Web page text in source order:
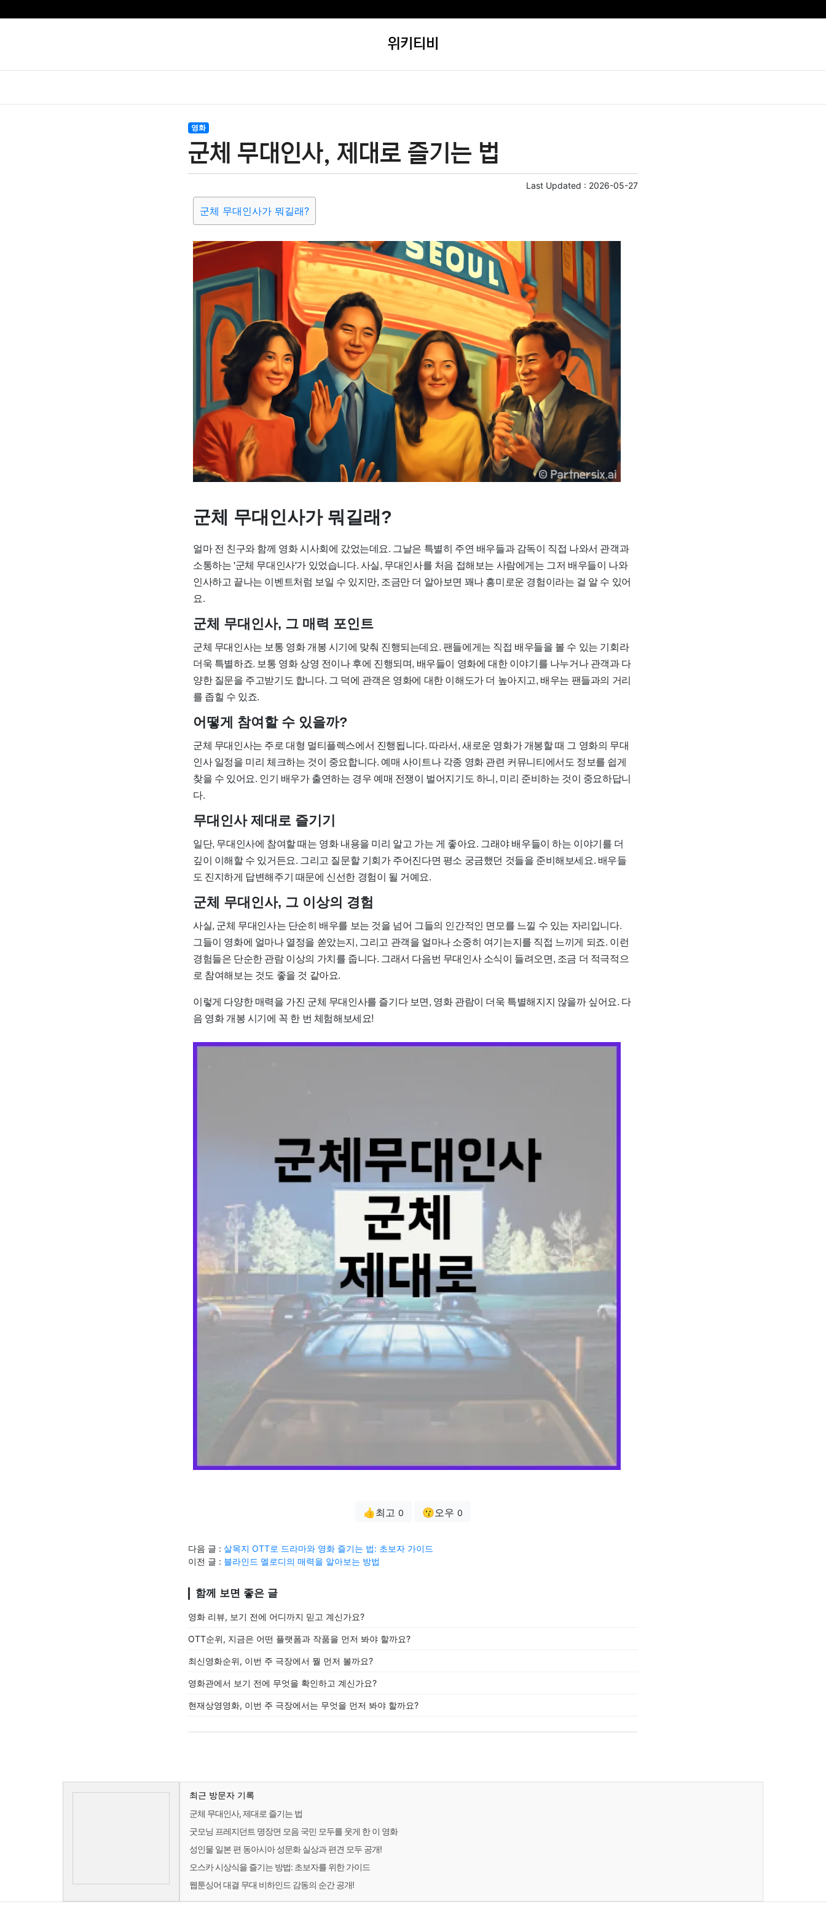
위키티비
영화
군체 무대인사, 제대로 즐기는 법
Last Updated : 2026-05-27
군체 무대인사가 뭐길래?
군체 무대인사가 뭐길래?
얼마 전 친구와 함께 영화 시사회에 갔었는데요. 그날은 특별히 주연 배우들과 감독이 직접 나와서 관객과
소통하는 '군체 무대인사'가 있었습니다. 사실, 무대인사를 처음 접해보는 사람에게는 그저 배우들이 나와
인사하고 끝나는 이벤트처럼 보일 수 있지만, 조금만 더 알아보면 꽤나 흥미로운 경험이라는 걸 알 수 있어
요.
군체 무대인사, 그 매력 포인트
군체 무대인사는 보통 영화 개봉 시기에 맞춰 진행되는데요. 팬들에게는 직접 배우들을 볼 수 있는 기회라
더욱 특별하죠. 보통 영화 상영 전이나 후에 진행되며, 배우들이 영화에 대한 이야기를 나누거나 관객과 다
양한 질문을 주고받기도 합니다. 그 덕에 관객은 영화에 대한 이해도가 더 높아지고, 배우는 팬들과의 거리
를 좁힐 수 있죠.
어떻게 참여할 수 있을까?
군체 무대인사는 주로 대형 멀티플렉스에서 진행됩니다. 따라서, 새로운 영화가 개봉할 때 그 영화의 무대
인사 일정을 미리 체크하는 것이 중요합니다. 예매 사이트나 각종 영화 관련 커뮤니티에서도 정보를 쉽게
찾을 수 있어요. 인기 배우가 출연하는 경우 예매 전쟁이 벌어지기도 하니, 미리 준비하는 것이 중요하답니
다.
무대인사 제대로 즐기기
일단, 무대인사에 참여할 때는 영화 내용을 미리 알고 가는 게 좋아요. 그래야 배우들이 하는 이야기를 더
깊이 이해할 수 있거든요. 그리고 질문할 기회가 주어진다면 평소 궁금했던 것들을 준비해보세요. 배우들
도 진지하게 답변해주기 때문에 신선한 경험이 될 거예요.
군체 무대인사, 그 이상의 경험
사실, 군체 무대인사는 단순히 배우를 보는 것을 넘어 그들의 인간적인 면모를 느낄 수 있는 자리입니다.
그들이 영화에 얼마나 열정을 쏟았는지, 그리고 관객을 얼마나 소중히 여기는지를 직접 느끼게 되죠. 이런
경험들은 단순한 관람 이상의 가치를 줍니다. 그래서 다음번 무대인사 소식이 들려오면, 조금 더 적극적으
로 참여해보는 것도 좋을 것 같아요.
이렇게 다양한 매력을 가진 군체 무대인사를 즐기다 보면, 영화 관람이 더욱 특별해지지 않을까 싶어요. 다
음 영화 개봉 시기에 꼭 한 번 체험해보세요!
👍최고 0 😗오우 0
다음 글 : 살목지 OTT로 드라마와 영화 즐기는 법: 초보자 가이드
이전 글 : 블라인드 멜로디의 매력을 알아보는 방법
함께 보면 좋은 글
영화 리뷰, 보기 전에 어디까지 믿고 계신가요?
OTT순위, 지금은 어떤 플랫폼과 작품을 먼저 봐야 할까요?
최신영화순위, 이번 주 극장에서 뭘 먼저 볼까요?
영화관에서 보기 전에 무엇을 확인하고 계신가요?
현재상영영화, 이번 주 극장에서는 무엇을 먼저 봐야 할까요?
최근 방문자 기록
군체 무대인사, 제대로 즐기는 법
굿모닝 프레지던트 명장면 모음 국민 모두를 웃게 한 이 영화
성인물 일본 편 동아시아 성문화 실상과 편견 모두 공개!
오스카 시상식을 즐기는 방법: 초보자를 위한 가이드
웹툰싱어 대결 무대 비하인드 감동의 순간 공개!